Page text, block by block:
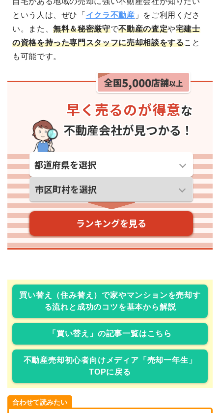
という人は、ぜひ「 イクラ不動産 」をご利用くださ
い。また、無料＆秘密厳守で不動産の査定や宅建士
の資格を持った専門スタッフに売却相談をすること
も可能です。
買い替え（住み替え）で家やマンションを売却す
る流れと成功のコツを基本から解説
「買い替え」の記事一覧はこちら
不動産売却初心者向けメディア「売却一年生」
TOPに戻る
合わせて読みたい